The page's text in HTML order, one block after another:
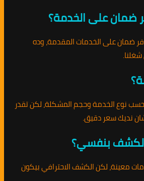
ضمان على الخدمة؟
ضمان على الخدمات المقدمة، وده
نوع الخدمة وحجم المشكلة، لكن تقدر
نديك سعر دقيق.
بنفسي؟
معينة، لكن الكشف الاحترافي بيكون